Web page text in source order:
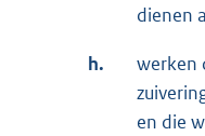
dienen
h.
werken
en die